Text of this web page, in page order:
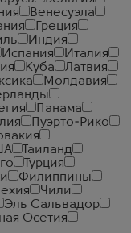
Венесуэла
Греция
Индия
Испания
Италия
Куба
Латвия
Молдавия
Панама
Пуэрто-Рико
Таиланд
Турция
Филиппины
Чили
Эль Сальвадор
Осетия